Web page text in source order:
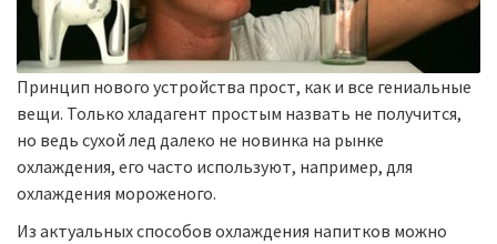
Принцип нового устройства прост, как и все гениальные
вещи. Только хладагент простым назвать не получится,
но ведь сухой лед далеко не новинка на рынке
охлаждения, его часто используют, например, для
охлаждения мороженого.
Из актуальных способов охлаждения напитков можно